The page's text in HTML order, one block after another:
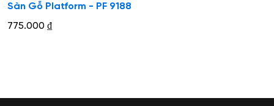
Sàn Gỗ Platform - PF 9188
775.000 ₫